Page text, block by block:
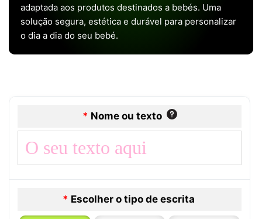
adaptada aos produtos destinados a bebés. Uma
solução segura, estética e durável para personalizar
o dia a dia do seu bebé.
* Nome ou texto
* Escolher o tipo de escrita